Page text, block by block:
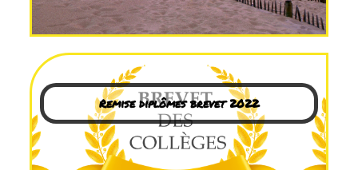
Remise diplômes brevet 2022